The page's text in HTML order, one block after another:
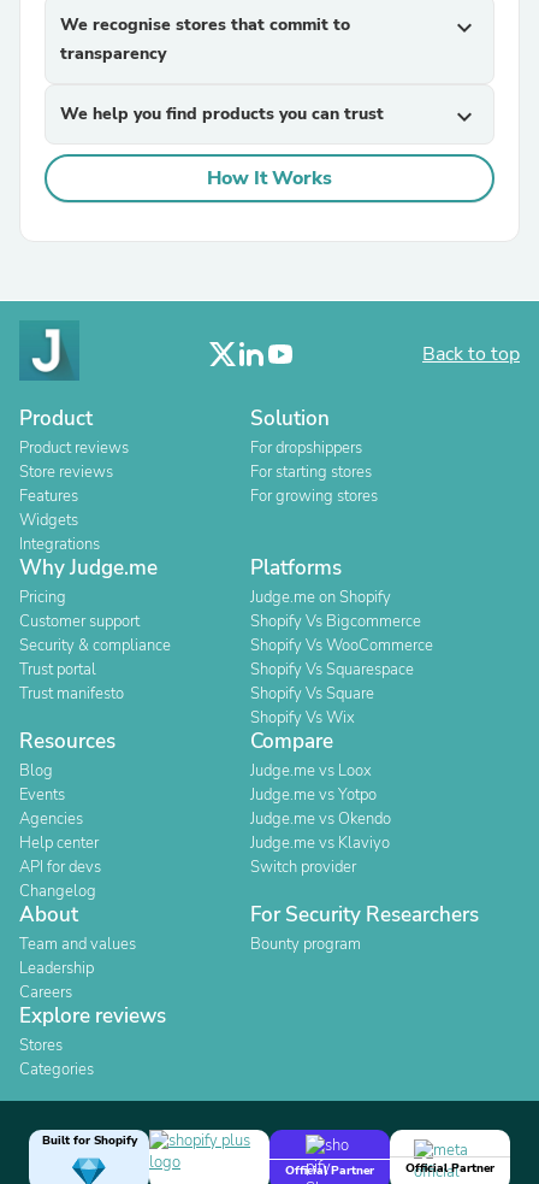
We recognise stores that commit to
transparency
expand_more
We help you find products you can trust expand_more
How It Works
Back to top
Product
Product reviews
Store reviews
Features
Widgets
Integrations
Solution
For dropshippers
For starting stores
For growing stores
Why Judge.me
Pricing
Customer support
Security & compliance
Trust portal
Trust manifesto
Platforms
Judge.me on Shopify
Shopify Vs Bigcommerce
Shopify Vs WooCommerce
Shopify Vs Squarespace
Shopify Vs Square
Shopify Vs Wix
Resources
Blog
Events
Agencies
Help center
API for devs
Changelog
Compare
Judge.me vs Loox
Judge.me vs Yotpo
Judge.me vs Okendo
Judge.me vs Klaviyo
Switch provider
About
Team and values
Leadership
Careers
For Security Researchers
Bounty program
Explore reviews
Stores
Categories
Built for Shopify
Official Partner
Official Partner